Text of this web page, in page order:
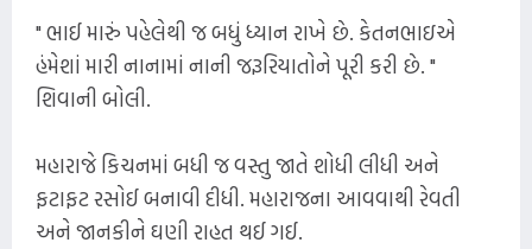
" ભાઈ મારું પહેલેથી જ બધું ધ્યાન રાખે છે. કેતનભાઇએ
હંમેશાં મારી નાનામાં નાની જરૂરિયાતોને પૂરી કરી છે. "
શિવાની બોલી.
મહારાજે કિચનમાં બધી જ વસ્તુ જાતે શોધી લીધી અને
ફટાફટ રસોઈ બનાવી દીધી. મહારાજના આવવાથી રેવતી
અને જાનકીને ઘણી રાહત થઈ ગઈ.